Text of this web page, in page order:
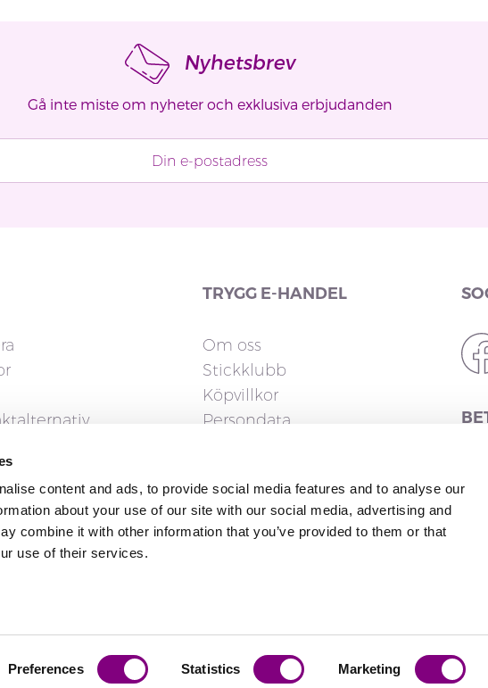
content and ads, to provide social media features and to analyse our
about your use of our site with our social media, advertising and
combine it with other information that you’ve provided to them or that
use of their services.
Preferences Statistics Marketing
Nyhetsbrev
Gå inte miste om nyheter och exklusiva erbjudanden
TRYGG E-HANDEL
Om oss
Stickklubb
Köpvillkor
Persondata